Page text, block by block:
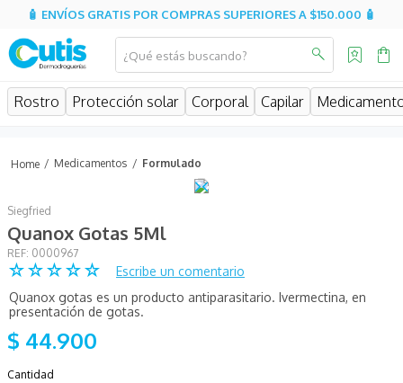
🧴 ENVÍOS GRATIS POR COMPRAS SUPERIORES A $150.000 🧴
¿Qué estás buscando?
Rostro Protección solar Corporal Capilar
Medicamentos Formulado
Siegfried
Quanox Gotas 5Ml
: 0000967
☆☆☆☆☆
Escribe un comentario
Quanox gotas es un producto antiparasitario. Ivermectina, en
presentación de gotas.
$ 44.900
Cantidad
MÁS BUSCADOS